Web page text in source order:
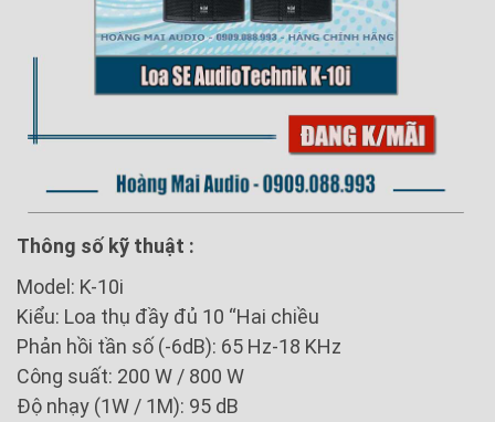
Thông số kỹ thuật :
Model: K-10i
Kiểu: Loa thụ đầy đủ 10 “Hai chiều
Phản hồi tần số (-6dB): 65 Hz-18 KHz
Công suất: 200 W / 800 W
Độ nhạy (1W / 1M): 95 dB